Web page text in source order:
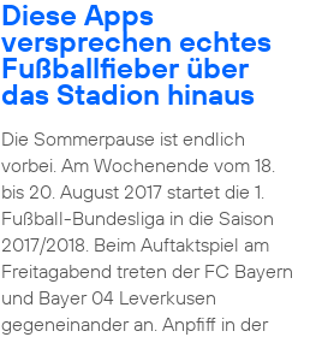
Diese Apps
versprechen echtes
Fußballfieber über
das Stadion hinaus
Die Sommerpause ist endlich
vorbei. Am Wochenende vom 18.
bis 20. August 2017 startet die 1.
Fußball-Bundesliga in die Saison
2017/2018. Beim Auftaktspiel am
Freitagabend treten der FC Bayern
und Bayer 04 Leverkusen
gegeneinander an. Anpfiff in der